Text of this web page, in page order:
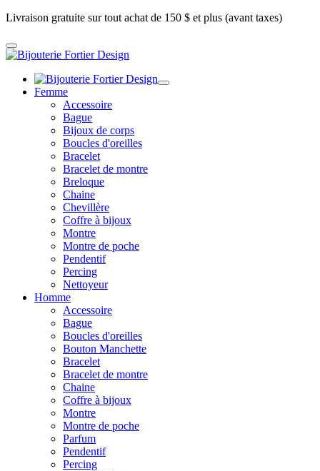
Livraison gratuite sur tout achat de 150 $ et plus (avant taxes)
Femme
Accessoire
Bague
Bijoux de corps
Boucles d'oreilles
Bracelet
Bracelet de montre
Breloque
Chaine
Chevillère
Coffre à bijoux
Montre
Montre de poche
Pendentif
Percing
Nettoyeur
Homme
Accessoire
Bague
Boucles d'oreilles
Bouton Manchette
Bracelet
Bracelet de montre
Chaine
Coffre à bijoux
Montre
Montre de poche
Parfum
Pendentif
Percing